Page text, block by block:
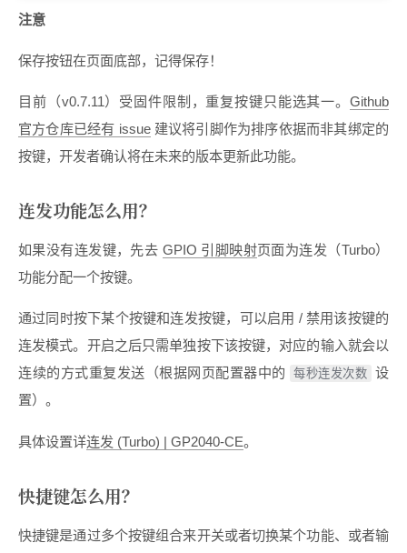
注意
保存按钮在页面底部，记得保存！
目前（v0.7.11）受固件限制，重复按键只能选其一。 Github
官方仓库已经有 issue建议将引脚作为排序依据而非其绑定的
按键，开发者确认将在未来的版本更新此功能。
连发功能怎么用？
如果没有连发键，先去 GPIO 引脚映射页面为连发（Turbo）
功能分配一个按键。
通过同时按下某个按键和连发按键，可以启用 / 禁用该按键的
连发模式。开启之后只需单独按下该按键，对应的输入就会以
连续的方式重复发送（根据网页配置器中的
每秒连发次数 设
置）。
具体设置详连发 (Turbo) | GP2040-CE。
快捷键怎么用？
快捷键是通过多个按键组合来开关或者切换某个功能、或者输